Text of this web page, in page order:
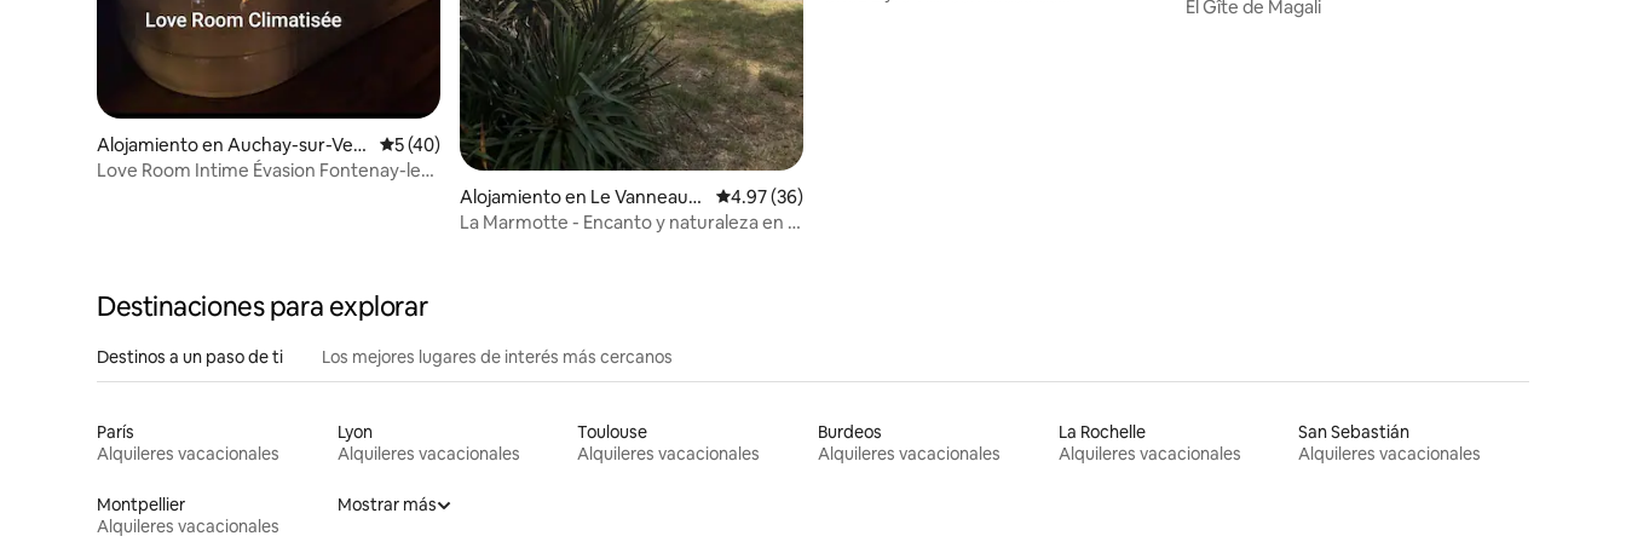
Alojamiento en Auchay-sur-Ven
dée
Calificación promedio: 5 de 5, 40 reseñas
5 (40)
Love Room Intime Évasion Fontenay-le-
Alojamiento en Le Vanneau-I
rleau
Calificación promedio: 4.97 de 5, 36 reseñas
4.97 (36)
La Marmotte - Encanto y naturaleza en el
El Gîte de Magali
Destinaciones para explorar
Destinos a un paso de ti Los mejores lugares de interés más cercanos
París
Alquileres vacacionales
Lyon
Alquileres vacacionales
Toulouse
Alquileres vacacionales
Burdeos
Alquileres vacacionales
La Rochelle
Alquileres vacacionales
San Sebastián
Alquileres vacacionales
Montpellier
Alquileres vacacionales
Mostrar más